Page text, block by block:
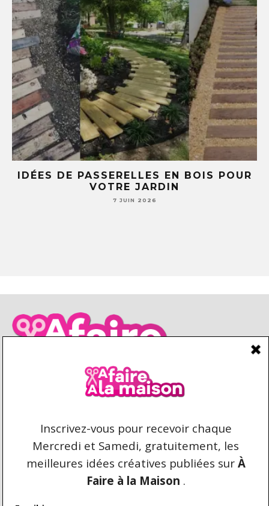
IDÉES DE PASSERELLES EN BOIS POUR
VOTRE JARDIN
7 JUIN 2026
CONDITIONS D’UTILISATION CONTACT
REPRODUCTION ET DROIT D'AUTEUR
AFAIREALAMAISON.COM © 2021 TOUS DROITS
RÉSERVÉS. AUCUNE COPIE DU CONTENU N'EST
AUTORISÉE